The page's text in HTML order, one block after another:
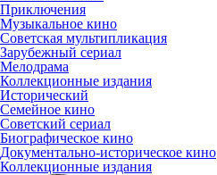
Приключения
Музыкальное кино
Советская мультипликация
Зарубежный сериал
Мелодрама
Коллекционные издания
Исторический
Семейное кино
Советский сериал
Биографическое кино
Документально-историческое кино
Коллекционные издания